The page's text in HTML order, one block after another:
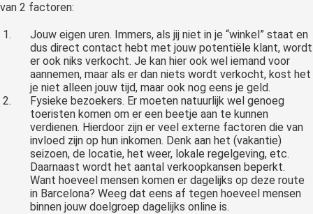
van 2 factoren:
Jouw eigen uren. Immers, als jij niet in je “winkel” staat en
dus direct contact hebt met jouw potentiële klant, wordt
er ook niks verkocht. Je kan hier ook wel iemand voor
aannemen, maar als er dan niets wordt verkocht, kost het
je niet alleen jouw tijd, maar ook nog eens je geld.
Fysieke bezoekers. Er moeten natuurlijk wel genoeg
toeristen komen om er een beetje aan te kunnen
verdienen. Hierdoor zijn er veel externe factoren die van
invloed zijn op hun inkomen. Denk aan het (vakantie)
seizoen, de locatie, het weer, lokale regelgeving, etc.
Daarnaast wordt het aantal verkoopkansen beperkt.
Want hoeveel mensen komen er dagelijks op deze route
in Barcelona? Weeg dat eens af tegen hoeveel mensen
binnen jouw doelgroep dagelijks online is.